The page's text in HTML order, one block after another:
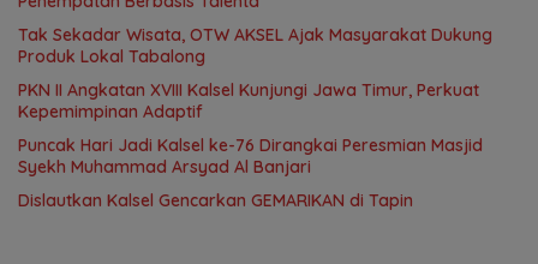
Tak Sekadar Wisata, OTW AKSEL Ajak Masyarakat Dukung
Produk Lokal Tabalong
PKN II Angkatan XVIII Kalsel Kunjungi Jawa Timur, Perkuat
Kepemimpinan Adaptif
Puncak Hari Jadi Kalsel ke-76 Dirangkai Peresmian Masjid
Syekh Muhammad Arsyad Al Banjari
Dislautkan Kalsel Gencarkan GEMARIKAN di Tapin